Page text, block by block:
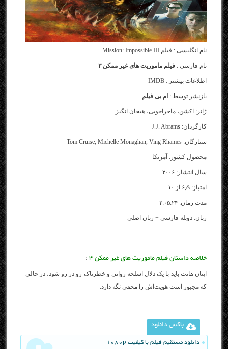
نام انگلیسی : فیلم Mission: Impossible III
نام فارسی :فیلم ماموریت های غیر ممکن ۳
اطلاعات بیشتر :IMDB
بازنشر توسط : ام بی فیلم
ژانر: اکشن، ماجراجویی، هیجان انگیز
کارگردان: J.J. Abrams
ستارگان: Tom Cruise, Michelle Monaghan, Ving Rhames
محصول کشور: آمریکا
سال انتشار: ۲۰۰۶
امتیاز: ۶٫۹ از ۱۰
مدت زمان: ۲:۰۵:۲۴
زبان: دوبله فارسی + زبان اصلی
خلاصه داستان فیلم ماموریت های غیر ممکن ۳ :
ایتان هانت باید با یک دلال اسلحه روانی و خطرناک رو در رو شود، در حالی
که مجبور است هویت‌اش را مخفی نگه دارد.
باکس دانلود
دانلود مستقیم فیلم با کیفیت 1080p